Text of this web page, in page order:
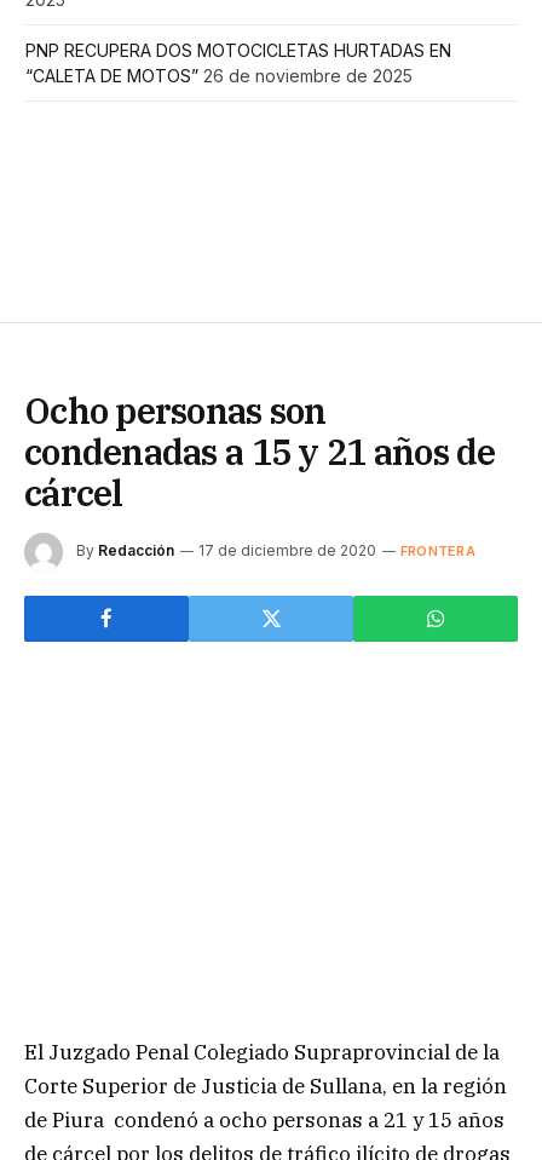
PNP RECUPERA DOS MOTOCICLETAS HURTADAS EN
“CALETA DE MOTOS” 26 de noviembre de 2025
Ocho personas son
condenadas a 15 y 21 años de
cárcel
By Redacción 17 de diciembre de 2020 FRONTERA
El Juzgado Penal Colegiado Supraprovincial de la
Corte Superior de Justicia de Sullana, en la región
de Piura condenó a ocho personas a 21 y 15 años
de cárcel por los delitos de tráfico ilícito de drogas